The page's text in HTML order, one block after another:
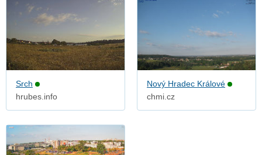
Srch
hrubes.info
Nový Hradec Králové
chmi.cz